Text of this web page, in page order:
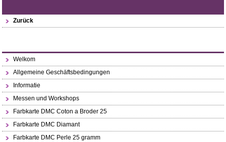
Zurück
Welkom
Allgemeine Geschäftsbedingungen
Informatie
Messen und Workshops
Farbkarte DMC Coton a Broder 25
Farbkarte DMC Diamant
Farbkarte DMC Perle 25 gramm